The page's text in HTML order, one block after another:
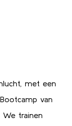
met een
van
We trainen